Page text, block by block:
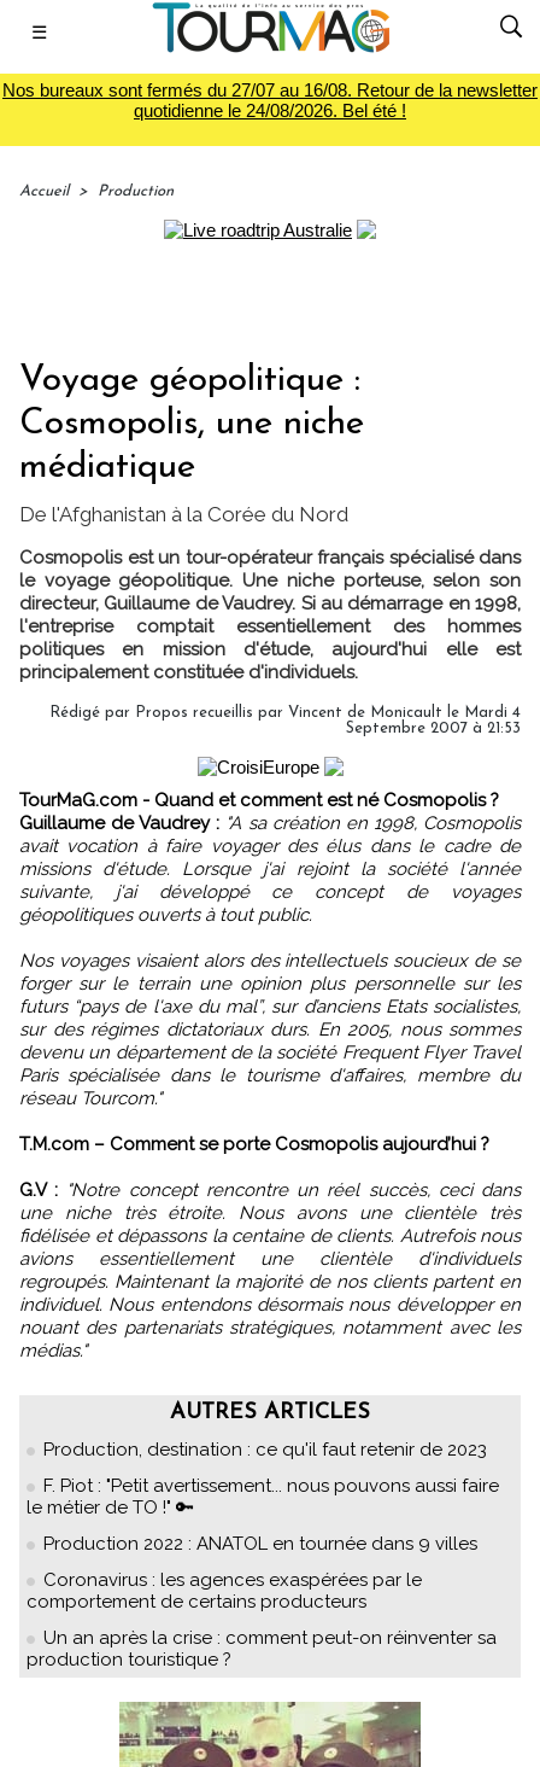
☰
Nos bureaux sont fermés du 27/07 au 16/08. Retour de la newsletter
quotidienne le 24/08/2026. Bel été !
Accueil > Production
Voyage géopolitique :
Cosmopolis, une niche
médiatique
De l'Afghanistan à la Corée du Nord
Cosmopolis est un tour-opérateur français spécialisé dans
le voyage géopolitique. Une niche porteuse, selon son
directeur, Guillaume de Vaudrey. Si au démarrage en 1998,
l'entreprise comptait essentiellement des hommes
politiques en mission d'étude, aujourd'hui elle est
principalement constituée d'individuels.
Rédigé par Propos recueillis par Vincent de Monicault le Mardi 4
Septembre 2007 à 21:53
TourMaG.com - Quand et comment est né Cosmopolis ?
Guillaume de Vaudrey : "A sa création en 1998, Cosmopolis
avait vocation à faire voyager des élus dans le cadre de
missions d'étude. Lorsque j'ai rejoint la société l'année
suivante, j'ai développé ce concept de voyages
géopolitiques ouverts à tout public.
Nos voyages visaient alors des intellectuels soucieux de se
forger sur le terrain une opinion plus personnelle sur les
futurs “pays de l'axe du mal”, sur d’anciens Etats socialistes,
sur des régimes dictatoriaux durs. En 2005, nous sommes
devenu un département de la société Frequent Flyer Travel
Paris spécialisée dans le tourisme d'affaires, membre du
réseau Tourcom."
T.M.com – Comment se porte Cosmopolis aujourd’hui ?
G.V : "Notre concept rencontre un réel succès, ceci dans
une niche très étroite. Nous avons une clientèle très
fidélisée et dépassons la centaine de clients. Autrefois nous
avions essentiellement une clientèle d'individuels
regroupés. Maintenant la majorité de nos clients partent en
individuel. Nous entendons désormais nous développer en
nouant des partenariats stratégiques, notamment avec les
médias."
AUTRES ARTICLES
Production, destination : ce qu'il faut retenir de 2023
F. Piot : "Petit avertissement... nous pouvons aussi faire
le métier de TO !" 🔑
Production 2022 : ANATOL en tournée dans 9 villes
Coronavirus : les agences exaspérées par le
comportement de certains producteurs
Un an après la crise : comment peut-on réinventer sa
production touristique ?